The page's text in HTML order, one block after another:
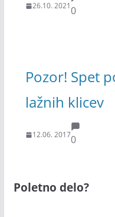
26.10. 20210
Pozor! Spet
lažnih klicev
12.06. 20170
Poletno delo?